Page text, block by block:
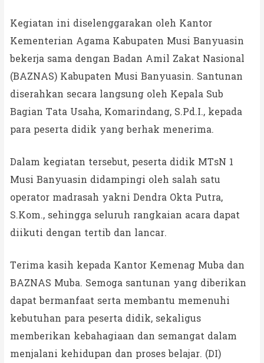
Kegiatan ini diselenggarakan oleh Kantor
Kementerian Agama Kabupaten Musi Banyuasin
bekerja sama dengan Badan Amil Zakat Nasional
(BAZNAS) Kabupaten Musi Banyuasin. Santunan
diserahkan secara langsung oleh Kepala Sub
Bagian Tata Usaha, Komarindang, S.Pd.I., kepada
para peserta didik yang berhak menerima.
Dalam kegiatan tersebut, peserta didik MTsN 1
Musi Banyuasin didampingi oleh salah satu
operator madrasah yakni Dendra Okta Putra,
S.Kom., sehingga seluruh rangkaian acara dapat
diikuti dengan tertib dan lancar.
Terima kasih kepada Kantor Kemenag Muba dan
BAZNAS Muba. Semoga santunan yang diberikan
dapat bermanfaat serta membantu memenuhi
kebutuhan para peserta didik, sekaligus
memberikan kebahagiaan dan semangat dalam
menjalani kehidupan dan proses belajar. (DI)